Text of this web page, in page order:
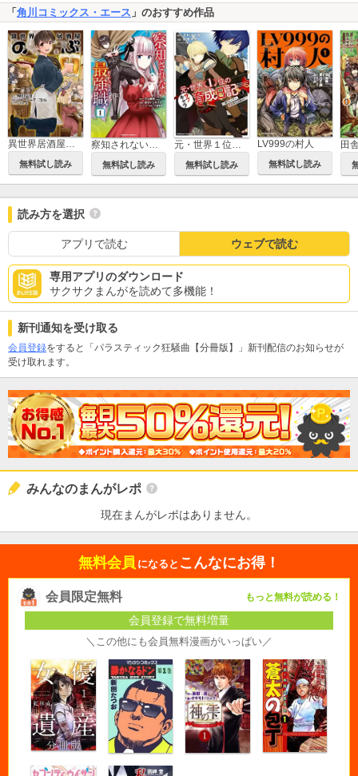
「 角川コミックス・エース 」のおすすめ作品
異世界居酒屋「のぶ」
無料試し読み
察知されない最強職
無料試し読み
元・世界１位のサブキャラ育成日記 ～廃プレイヤー、異世界を攻略中！～
無料試し読み
LV999の村人
無料試し読み
読み方を選択
アプリで読む ウェブで読む
専用アプリのダウンロード
サクサクまんがを読めて多機能！
新刊通知を受け取る
会員登録をすると「パラスティック狂騒曲【分冊版】」新刊配信のお知らせが
受け取れます。
みんなのまんがレポ
現在まんがレポはありません。
無料会員 になると こんなにお得！
会員限定無料 もっと無料が読める！
会員登録で無料増量
＼この他にも会員無料漫画がいっぱい／